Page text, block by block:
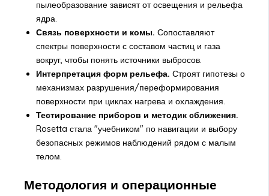
пылеобразование зависят от освещения и рельефа
ядра.
Связь поверхности и комы. Сопоставляют
спектры поверхности с составом частиц и газа
вокруг, чтобы понять источники выбросов.
Интерпретация форм рельефа. Строят гипотезы о
механизмах разрушения/переформирования
поверхности при циклах нагрева и охлаждения.
Тестирование приборов и методик сближения.
Rosetta стала "учебником" по навигации и выбору
безопасных режимов наблюдений рядом с малым
телом.
Методология и операционные